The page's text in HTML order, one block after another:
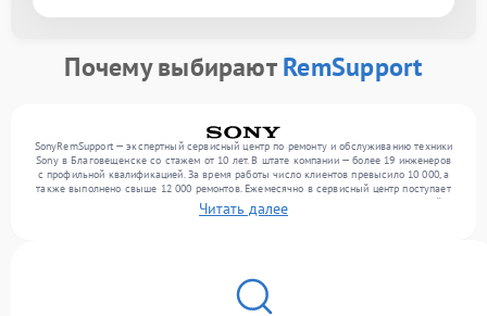
Почему выбираютRemSupport
SonyRemSupport — экспертный сервисный центр по ремонту и обслуживанию техники
Sony в Благовещенске со стажем от 10 лет. В штате компании — более 19 инженеров
с профильной квалификацией. За время работы число клиентов превысило 10 000, а
также выполнено свыше 12 000 ремонтов. Ежемесячно в сервисный центр поступает
свыше 300 единиц техники, включая , , оргтехнику. Мы устраняем поломки любой
сложности и предлагаем стабильный уровень сервиса благодаря квалификации
Читать далее